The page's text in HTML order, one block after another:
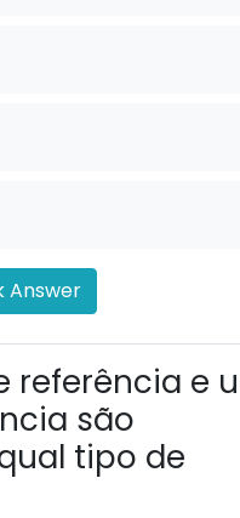
Answer
referência e
são
tipo de